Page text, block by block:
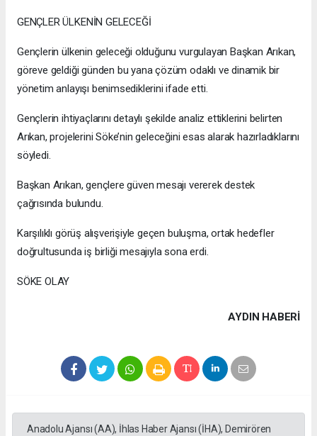
GENÇLER ÜLKENİN GELECEĞİ
Gençlerin ülkenin geleceği olduğunu vurgulayan Başkan Arıkan,
göreve geldiği günden bu yana çözüm odaklı ve dinamik bir
yönetim anlayışı benimsediklerini ifade etti.
Gençlerin ihtiyaçlarını detaylı şekilde analiz ettiklerini belirten
Arıkan, projelerini Söke’nin geleceğini esas alarak hazırladıklarını
söyledi.
Başkan Arıkan, gençlere güven mesajı vererek destek
çağrısında bulundu.
Karşılıklı görüş alışverişiyle geçen buluşma, ortak hedefler
doğrultusunda iş birliği mesajıyla sona erdi.
SÖKE OLAY
AYDIN HABERİ
Anadolu Ajansı (AA), İhlas Haber Ajansı (İHA), Demirören